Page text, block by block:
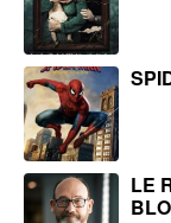
LE